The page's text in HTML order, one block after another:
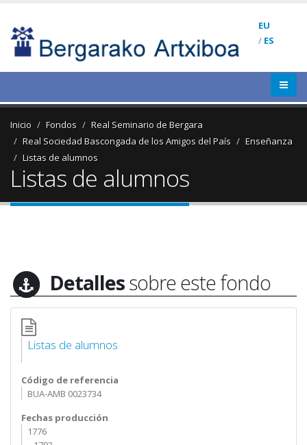
EU
/ ES
Inicio Fondos
Real Seminario de Bergara
Real Sociedad Bascongada de los Amigos del País
Enseñanza
Listas de alumnos
Listas de alumnos
Detallessobre este fondo
Listas de alumnos
Código de referencia
BUA-AMB 0023734
Fechas producción
1776